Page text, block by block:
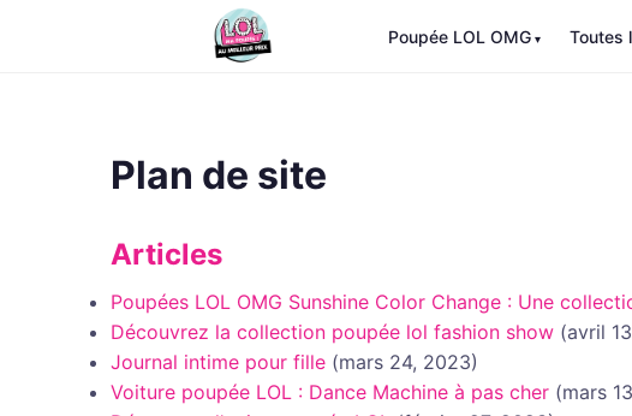
Poupée LOL OMG Toutes
Plan de site
Articles
Poupées LOL OMG Sunshine Color Change : Une
Découvrez la collection poupée lol fashion show (avril
Journal intime pour fille (mars 24, 2023)
Voiture poupée LOL : Dance Machine à pas cher (mars